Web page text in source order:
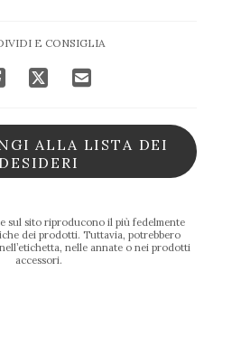
E CONSIGLIA
ALLA LISTA DEI
DESIDERI
sul sito riproducono il più fedelmente
dei prodotti. Tuttavia, potrebbero
nelle annate o nei prodotti
accessori.